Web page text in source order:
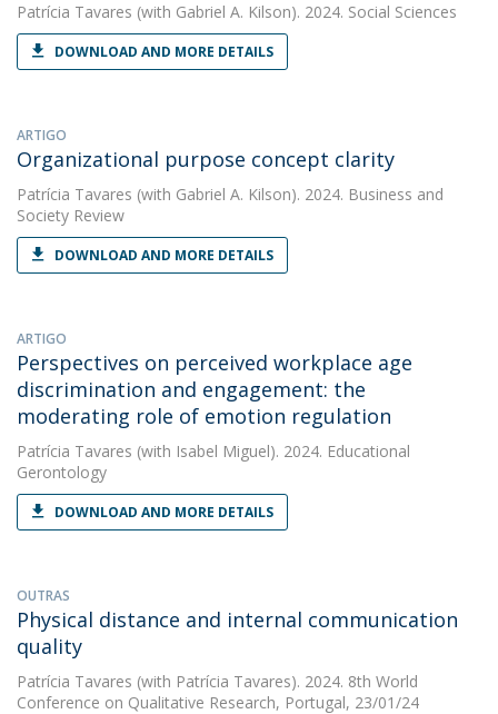
Patrícia Tavares (with Gabriel A. Kilson). 2024. Social Sciences
DOWNLOAD AND MORE DETAILS
ARTIGO
Organizational purpose concept clarity
Patrícia Tavares (with Gabriel A. Kilson). 2024. Business and
Society Review
DOWNLOAD AND MORE DETAILS
ARTIGO
Perspectives on perceived workplace age
discrimination and engagement: the
moderating role of emotion regulation
Patrícia Tavares (with Isabel Miguel). 2024. Educational
Gerontology
DOWNLOAD AND MORE DETAILS
OUTRAS
Physical distance and internal communication
quality
Patrícia Tavares (with Patrícia Tavares). 2024. 8th World
Conference on Qualitative Research, Portugal, 23/01/24